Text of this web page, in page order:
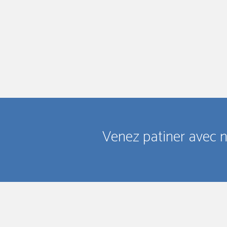
Venez patiner avec